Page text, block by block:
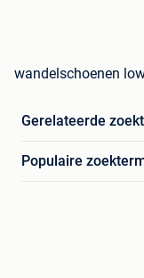
wandelschoenen
Gerelateerde
Populaire